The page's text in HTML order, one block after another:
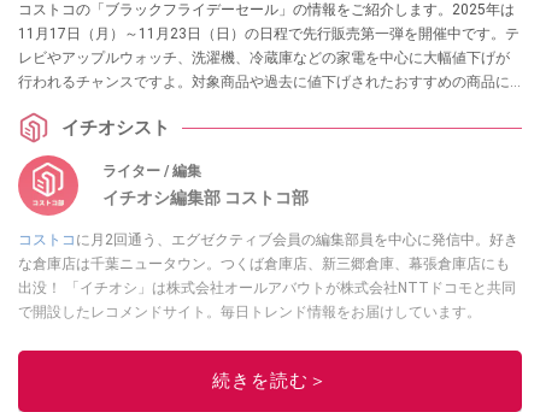
コストコの「ブラックフライデーセール」の情報をご紹介します。2025年は
11月17日（月）～11月23日（日）の日程で先行販売第一弾を開催中です。テ
レビやアップルウォッチ、洗濯機、冷蔵庫などの家電を中心に大幅値下げが
行われるチャンスですよ。対象商品や過去に値下げされたおすすめの商品に
イチオシスト
ライター / 編集
イチオシ編集部 コストコ部
コストコ に月2回通う、エグゼクティブ会員の編集部員を中心に発信中。好き
な倉庫店は千葉ニュータウン。つくば倉庫店、新三郷倉庫、幕張倉庫店にも
出没！ 「イチオシ」は株式会社オールアバウトが株式会社NTTドコモと共同
で開設したレコメンドサイト。毎日トレンド情報をお届けしています。
このイチオシストの他の記事を読む
続きを読む＞